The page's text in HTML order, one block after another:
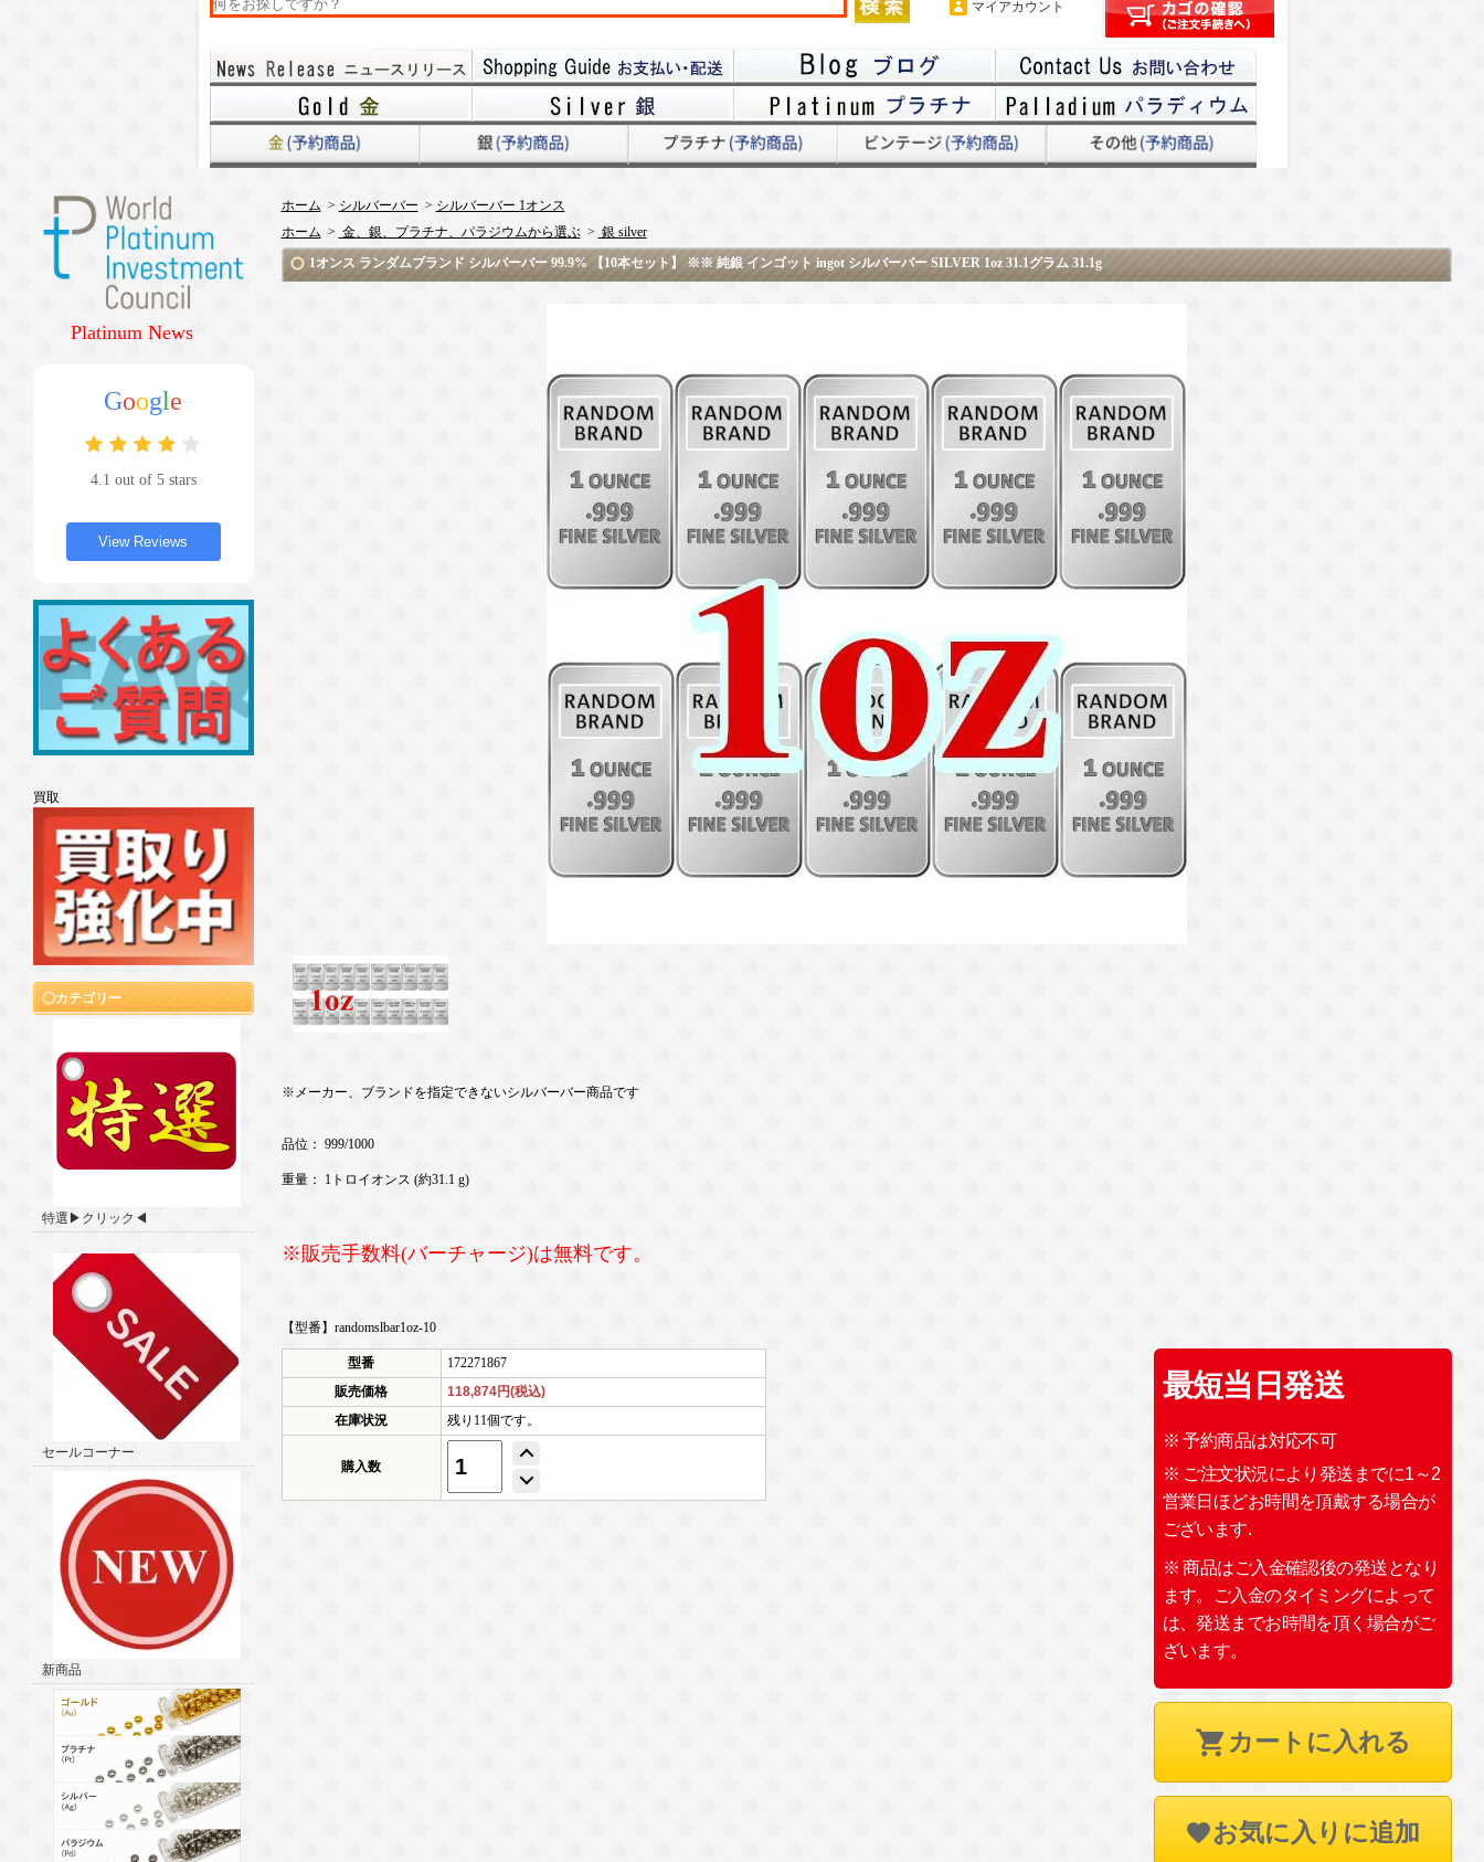
マイアカウント
Platinum News
Google
4.1 out of 5 stars
View Reviews
買取
カテゴリー
特選▶クリック◀
セールコーナー
新商品
ホーム > シルバーバー > シルバーバー 1オンス
ホーム > 金、銀、プラチナ、パラジウムから選ぶ> 銀 silver
1オンス ランダムブランド シルバーバー 99.9% 【10本セット】 ※※ 純銀 インゴット ingot シルバーバー SILVER 1oz 31.1グラム 31.1g
※メーカー、ブランドを指定できないシルバーバー商品です
品位： 999/1000
重量： 1トロイオンス (約31.1 g)
※販売手数料(バーチャージ)は無料です。
【型番】randomslbar1oz-10
型番
172271867
販売価格
118,874円(税込)
在庫状況
残り11個です。
購入数
最短当日発送
※ 予約商品は対応不可
※ ご注文状況により発送までに1～2
営業日ほどお時間を頂戴する場合が
ございます.
※ 商品はご入金確認後の発送となり
ます。ご入金のタイミングによって
は、発送までお時間を頂く場合がご
ざいます。
カートに入れる
お気に入りに追加